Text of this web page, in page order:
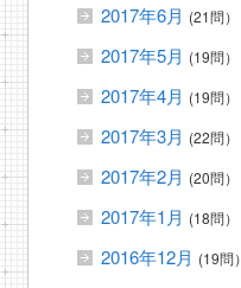
2017年6月 (21問）
2017年5月 (19問）
2017年4月 (19問）
2017年3月 (22問）
2017年2月 (20問）
2017年1月 (18問）
2016年12月 (19問）